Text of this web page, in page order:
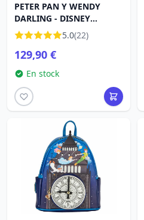
PETER PAN Y WENDY
DARLING - DISNEY
SHOWCASE 5.0(22)
129,90 €
En stock